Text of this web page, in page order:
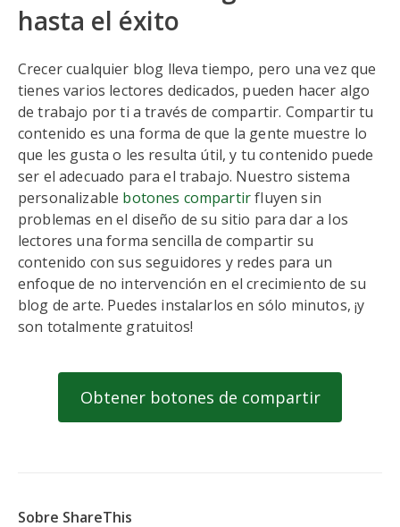
hasta el éxito
Crecer cualquier blog lleva tiempo, pero una vez que
tienes varios lectores dedicados, pueden hacer algo
de trabajo por ti a través de compartir. Compartir tu
contenido es una forma de que la gente muestre lo
que les gusta o les resulta útil, y tu contenido puede
ser el adecuado para el trabajo. Nuestro sistema
personalizable botones compartirfluyen sin
problemas en el diseño de su sitio para dar a los
lectores una forma sencilla de compartir su
contenido con sus seguidores y redes para un
enfoque de no intervención en el crecimiento de su
blog de arte. Puedes instalarlos en sólo minutos, ¡y
son totalmente gratuitos!
Obtener botones de compartir
Sobre ShareThis